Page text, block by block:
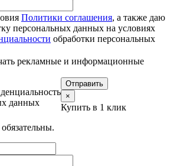
Политики соглашения, а также даю
персональных данных на условиях
обработки персональных
рекламные и информационные
данных
×
Купить в 1 клик
обязательны.